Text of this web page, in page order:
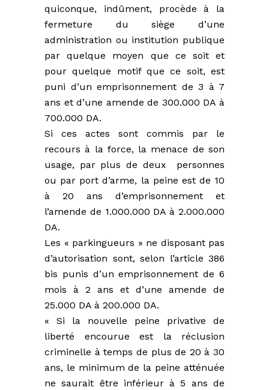
quiconque, indûment, procède à la
fermeture du siège d’une
administration ou institution publique
par quelque moyen que ce soit et
pour quelque motif que ce soit, est
puni d’un emprisonnement de 3 à 7
ans et d’une amende de 300.000 DA à
700.000 DA.
Si ces actes sont commis par le
recours à la force, la menace de son
usage, par plus de deux personnes
ou par port d’arme, la peine est de 10
à 20 ans d’emprisonnement et
l’amende de 1.000.000 DA à 2.000.000
DA.
Les « parkingueurs » ne disposant pas
d’autorisation sont, selon l’article 386
bis punis d’un emprisonnement de 6
mois à 2 ans et d’une amende de
25.000 DA à 200.000 DA.
« Si la nouvelle peine privative de
liberté encourue est la réclusion
criminelle à temps de plus de 20 à 30
ans, le minimum de la peine atténuée
ne saurait être inférieur à 5 ans de